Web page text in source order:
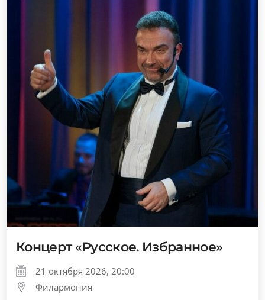
Концерт «Русское. Избранное»
21 октября 2026, 20:00
Филармония